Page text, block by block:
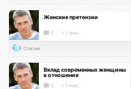
Женские претензии
0 < 1 мин.
Статья
Вклад современных женщины
в отношения
0 < 1 мин.